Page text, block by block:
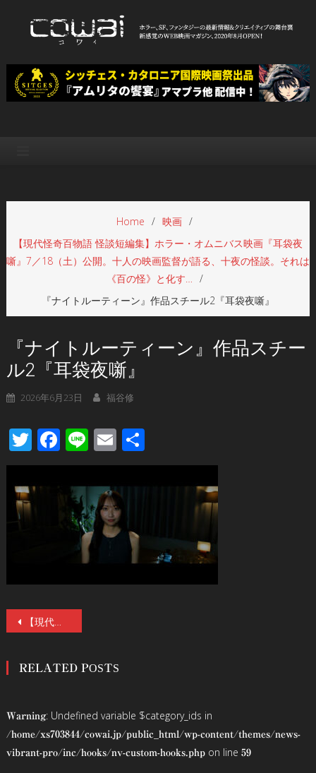
WEB映画マガジン「cowai コ
ワイ」
Home
映画
【現代怪奇百物語 怪談短編集】ホラー・オムニバス映画『耳袋夜
噺』7／18（土）公開。十人の映画監督が語る、十夜の怪談。それは
《百の怪》と化す…
『ナイトルーティーン』作品スチール2『耳袋夜噺』
『ナイトルーティーン』作品スチー
ル2『耳袋夜噺』
2026年6月23日 福谷修
TwitterFacebook
LineEmail
有
投
ナ
ゲ
ー
【現代怪奇百物語 怪談短編集】ホラー・オムニバス映画『耳袋夜噺』7／18（土）公開。十人の映画監督が語る、十夜の怪談。それは《百の怪》と化す…
RELATED POSTS
Warning: Undefined variable $category_ids in
/home/xs703844/cowai.jp/public_html/wp-content/themes/news-
vibrant-pro/inc/hooks/nv-custom-hooks.phpon line 59